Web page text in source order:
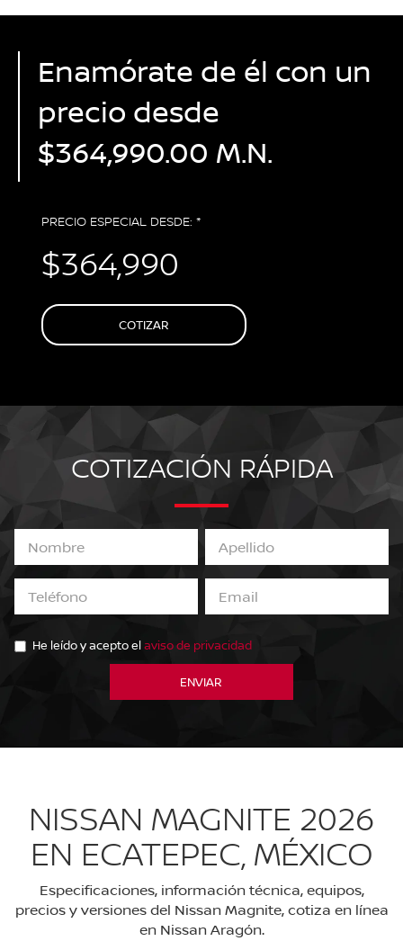
Enamórate de él con un
precio desde
$364,990.00 M.N.
PRECIO ESPECIAL DESDE: *
$364,990
COTIZAR
COTIZACIÓN RÁPIDA
He leído y acepto elaviso de privacidad
NISSAN MAGNITE 2026
EN ECATEPEC, MÉXICO
Especificaciones, información técnica, equipos,
precios y versiones del Nissan Magnite, cotiza en línea
en Nissan Aragón.